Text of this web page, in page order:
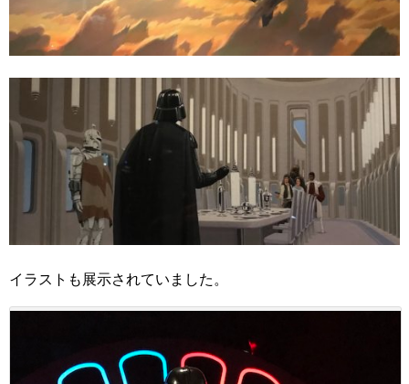
イラストも展示されていました。